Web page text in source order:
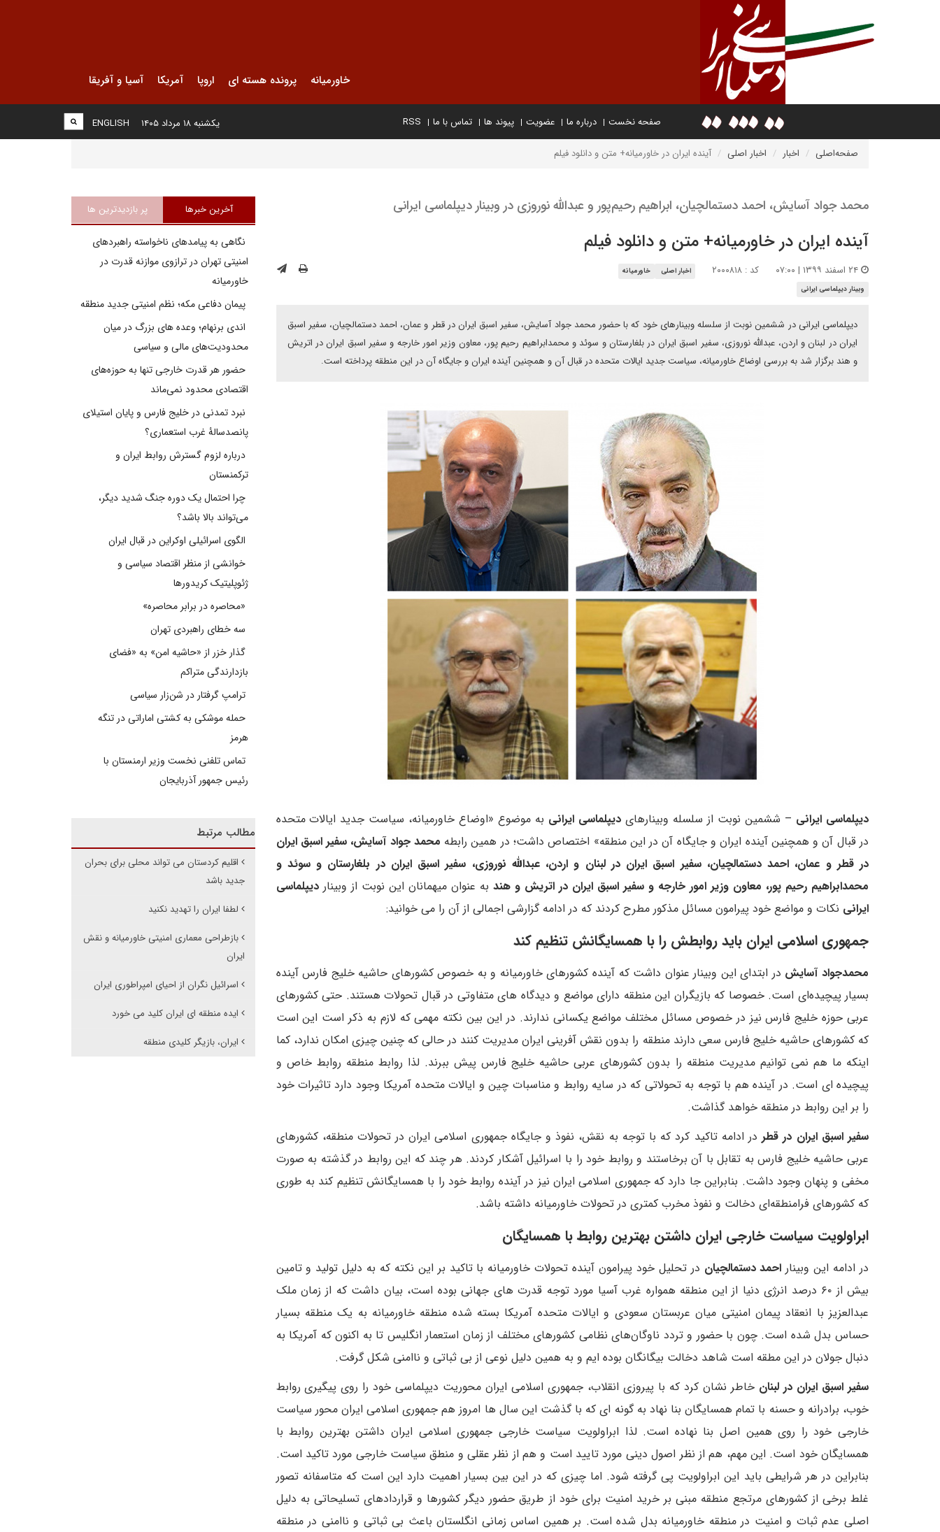
خاورمیانه پرونده هسته ای اروپا آمریکا آسیا و آفریقا
صفحه نخست درباره ما عضویت پیوند ها تماس با ما RSS
ENGLISH یکشنبه ۱۸ مرداد ۱۴۰۵
صفحه‌اصلی اخبار اخبار اصلی آینده ایران در خاورمیانه+ متن و دانلود فیلم
محمد جواد آسایش، احمد دستمالچیان، ابراهیم رحیم‌پور و عبدالله نوروزی در وبینار دیپلماسی ایرانی
آینده ایران در خاورمیانه+ متن و دانلود فیلم
کد : ۲۰۰۰۸۱۸ اخبار اصلی
خاورمیانه
وبینار دیپلماسی ایرانی
دیپلماسی ایرانی در ششمین نوبت از سلسله وبینارهای خود که با حضور محمد جواد آسایش، سفیر اسبق ایران در قطر و عمان، احمد دستمالچیان، سفیر اسبق
ایران در لبنان و اردن، عبدالله نوروزی، سفیر اسبق ایران در بلغارستان و سوئد و محمدابراهیم رحیم پور، معاون وزیر امور خارجه و سفیر اسبق ایران در اتریش
و هند برگزار شد به بررسی اوضاع خاورمیانه، سیاست جدید ایالات متحده در قبال آن و همچنین آینده ایران و جایگاه آن در این منطقه پرداخته است.
دیپلماسی ایرانی – ششمین نوبت از سلسله وبینارهای دیپلماسی ایرانی به موضوع «اوضاع خاورمیانه، سیاست جدید ایالات متحده
در قبال آن و همچنین آینده ایران و جایگاه آن در این منطقه» اختصاص داشت؛ در همین رابطه محمد جواد آسایش، سفیر اسبق ایران
در قطر و عمان، احمد دستمالچیان، سفیر اسبق ایران در لبنان و اردن، عبدالله نوروزی، سفیر اسبق ایران در بلغارستان و سوئد و
محمدابراهیم رحیم پور، معاون وزیر امور خارجه و سفیر اسبق ایران در اتریش و هند به عنوان میهمانان این نوبت از وبیناردیپلماسی
ایرانی نکات و مواضع خود پیرامون مسائل مذکور مطرح کردند که در ادامه گزارشی اجمالی از آن را می خوانید:
جمهوری اسلامی ایران باید روابطش را با همسایگانش تنظیم کند
محمدجواد آسایش در ابتدای این وبینار عنوان داشت که آینده کشورهای خاورمیانه و به خصوص کشورهای حاشیه خلیج فارس آینده
بسیار پیچیده‌ای است. خصوصا که بازیگران این منطقه دارای مواضع و دیدگاه های متفاوتی در قبال تحولات هستند. حتی کشورهای
عربی حوزه خلیج فارس نیز در خصوص مسائل مختلف مواضع یکسانی ندارند. در این بین نکته مهمی که لازم به ذکر است این است
که کشورهای حاشیه خلیج فارس سعی دارند منطقه را بدون نقش آفرینی ایران مدیریت کنند در حالی که چنین چیزی امکان ندارد، کما
اینکه ما هم نمی توانیم مدیریت منطقه را بدون کشورهای عربی حاشیه خلیج فارس پیش ببرند. لذا روابط منطقه روابط خاص و
پیچیده ای است. در آینده هم با توجه به تحولاتی که در سایه روابط و مناسبات چین و ایالات متحده آمریکا وجود دارد تاثیرات خود
را بر این روابط در منطقه خواهد گذاشت.
سفیر اسبق ایران در قطردر ادامه تاکید کرد که با توجه به نقش، نفوذ و جایگاه جمهوری اسلامی ایران در تحولات منطقه، کشورهای
عربی حاشیه خلیج فارس به تقابل با آن برخاستند و روابط خود را با اسرائیل آشکار کردند. هر چند که این روابط در گذشته به صورت
مخفی و پنهان وجود داشت. بنابراین جا دارد که جمهوری اسلامی ایران نیز در آینده روابط خود را با همسایگانش تنظیم کند به طوری
که کشورهای فرامنطقه‌ای دخالت و نفوذ مخرب کمتری در تحولات خاورمیانه داشته باشد.
ابراولویت سیاست خارجی ایران داشتن بهترین روابط با همسایگان
در ادامه این وبینار احمد دستمالچیان در تحلیل خود پیرامون آینده تحولات خاورمیانه با تاکید بر این نکته که به دلیل تولید و تامین
بیش از ۶۰ درصد انرژی دنیا از این منطقه همواره غرب آسیا مورد توجه قدرت های جهانی بوده است، بیان داشت که از زمان ملک
عبدالعزیز با انعقاد پیمان امنیتی میان عربستان سعودی و ایالات متحده آمریکا بسته شده منطقه خاورمیانه به یک منطقه بسیار
حساس بدل شده است. چون با حضور و تردد ناوگان‌های نظامی کشورهای مختلف از زمان استعمار انگلیس تا به اکنون که آمریکا به
دنبال جولان در این مطقه است شاهد دخالت بیگانگان بوده ایم و به همین دلیل نوعی از بی ثباتی و ناامنی شکل گرفت.
سفیر اسبق ایران در لبنان خاطر نشان کرد که با پیروزی انقلاب، جمهوری اسلامی ایران محوریت دیپلماسی خود را روی پیگیری روابط
خوب، برادرانه و حسنه با تمام همسایگان بنا نهاد به گونه ای که با گذشت این سال ها امروز هم جمهوری اسلامی ایران محور سیاست
خارجی خود را روی همین اصل بنا نهاده است. لذا ابراولویت سیاست خارجی جمهوری اسلامی ایران داشتن بهترین روابط با
همسایگان خود است. این مهم، هم از نظر اصول دینی مورد تایید است و هم از نظر عقلی و منطق سیاست خارجی مورد تاکید است.
بنابراین در هر شرایطی باید این ابراولویت پی گرفته شود. اما چیزی که در این بین بسیار اهمیت دارد این است که متاسفانه تصور
غلط برخی از کشورهای مرتجع منطقه مبنی بر خرید امنیت برای خود از طریق حضور دیگر کشورها و قراردادهای تسلیحاتی به دلیل
اصلی عدم ثبات و امنیت در منطقه خاورمیانه بدل شده است. بر همین اساس زمانی انگلستان باعث بی ثباتی و ناامنی در منطقه
آخرین خبرها پر بازدیدترین ها
نگاهی به پیامدهای ناخواسته راهبردهای
امنیتی تهران در ترازوی موازنه قدرت در
خاورمیانه
پیمان دفاعی مکه؛ نظم امنیتی جدید منطقه
اندی برنهام؛ وعده های بزرگ در میان
محدودیت‌های مالی و سیاسی
حضور هر قدرت خارجی تنها به حوزه‌های
اقتصادی محدود نمی‌ماند
نبرد تمدنی در خلیج فارس و پایان استیلای
پانصدسالۀ غرب استعماری؟
درباره لزوم گسترش روابط ایران و
ترکمنستان
چرا احتمال یک دوره جنگ شدید دیگر،
می‌تواند بالا باشد؟
الگوی اسرائیلی اوکراین در قبال ایران
خوانشی از منظر اقتصاد سیاسی و
ژئوپلیتیک کریدورها
«محاصره در برابر محاصره»
سه خطای راهبردی تهران
گذار خزر از «حاشیه امن» به «فضای
بازدارندگی متراکم
ترامپ گرفتار در شن‌زار سیاسی
حمله موشکی به کشتی اماراتی در تنگه
هرمز
تماس تلفنی نخست وزیر ارمنستان با
رئیس جمهور آذربایجان
مطالب مرتبط
اقلیم کردستان می تواند محلی برای بحران
جدید باشد
لطفا ایران را تهدید نکنید
بازطراحی معماری امنیتی خاورمیانه و نقش
ایران
اسرائیل نگران از احیای امپراطوری ایران
ایده منطقه ای ایران کلید می خورد
ایران، بازیگر کلیدی منطقه